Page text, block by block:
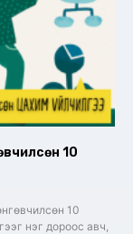
10
10
нэг дороос авч,